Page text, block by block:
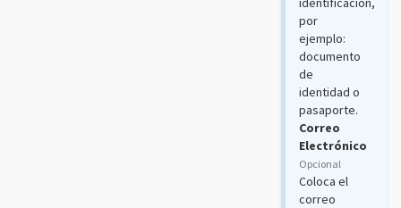
por
ejemplo:
documento
de
identidad o
pasaporte.
Correo
Electrónico
Opcional
Coloca el
correo